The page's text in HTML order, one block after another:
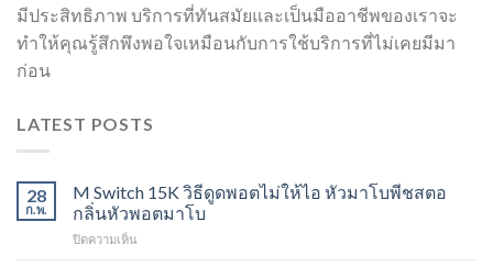
มีประสิทธิภาพ บริการที่ทันสมัยและเป็นมืออาชีพของเราจะ
ทำให้คุณรู้สึกพึงพอใจเหมือนกับการใช้บริการที่ไม่เคยมีมา
ก่อน
LATEST POSTS
28
ก.พ.
M Switch 15K วิธีดูดพอตไม่ให้ไอ หัวมาโบพีชสตอ
กลิ่นหัวพอตมาโบ
ปิดความเห็น